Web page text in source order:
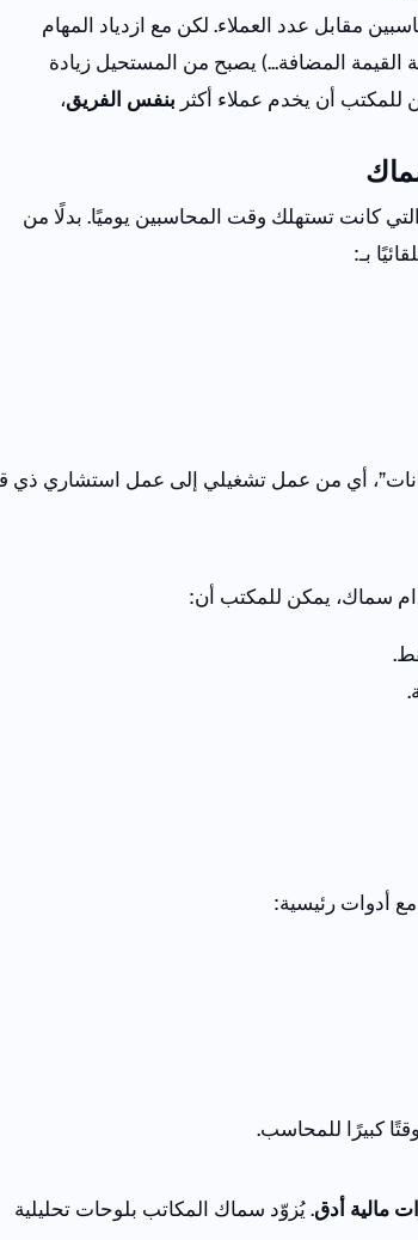
مقابل عدد العملاء. لكن مع ازدياد المهام
القيمة المضافة...) يصبح من المستحيل زيادة
أن يخدم عملاء أكثر بنفس الفريق،
التي كانت تستهلك وقت المحاسبين يوميًا. بدلًا من
بـ:
”، أي من عمل تشغيلي إلى عمل استشاري ذي
سماك، يمكن للمكتب أن:
مع أدوات رئيسية:
وقتًا كبيرًا للمحاسب.
مالية أدق.يُزوّد سماك المكاتب بلوحات تحليلية